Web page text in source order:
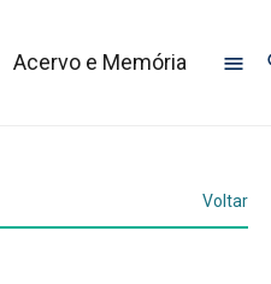
Acervo e Memória
Voltar